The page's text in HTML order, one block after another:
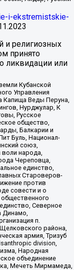
i-ekstremistskie-
и религиозных
принято
ликвидации или
Кубанской
Управления
Капища Веды Перуна,
Нурджулар, К
Русское
общество,
Балкарии и
Буль, Национал-
союз,
народа,
Череповца,
единство,
Староверов-
против
совести и о
Северное
Динамо,
п.
района,
армия, Тризуб
division,
Народная
объединение
Мечеть Мирмамеда,